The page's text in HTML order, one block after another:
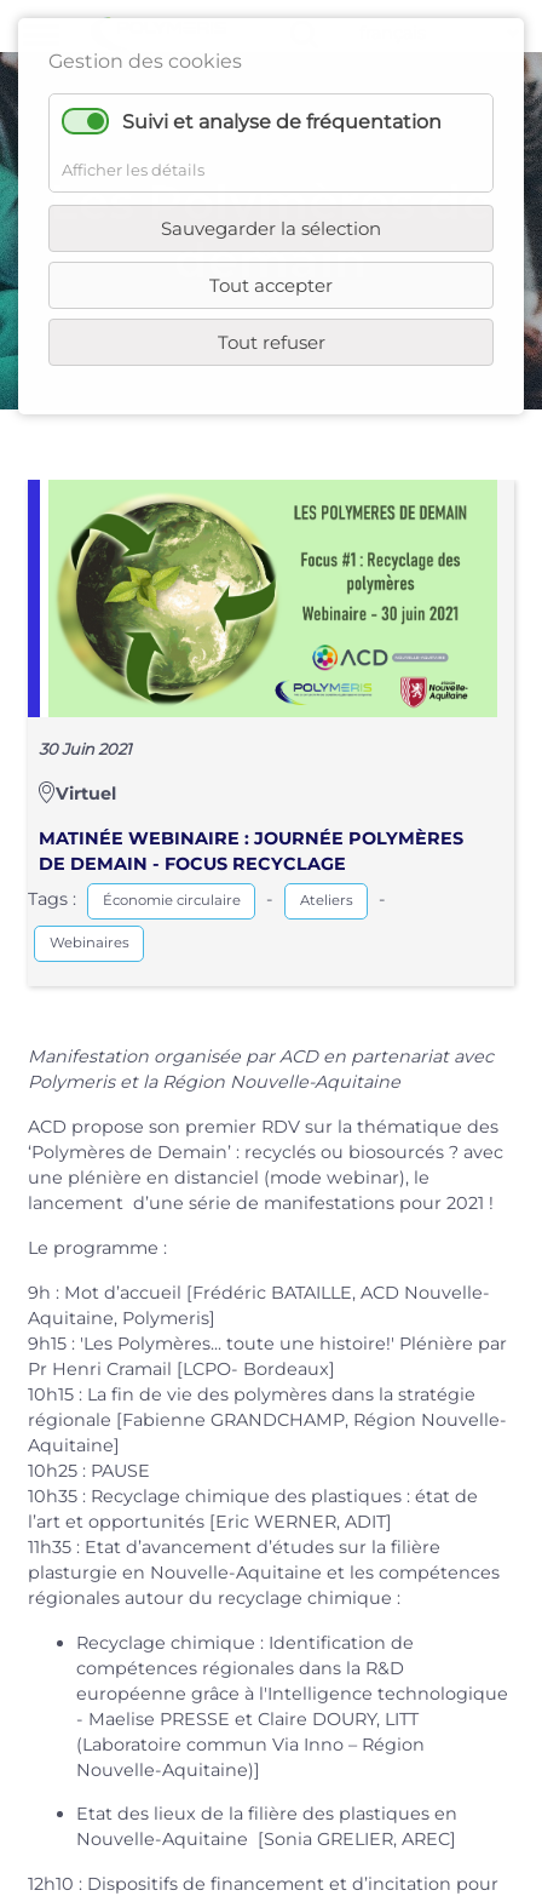
Gestion des cookies
Suivi et analyse de fréquentation
Afficher les détails
Sauvegarder la sélection
Tout accepter
Tout refuser
Les Polymères de
demain
30 Juin 2021
Virtuel
MATINÉE WEBINAIRE : JOURNÉE POLYMÈRES
DE DEMAIN - FOCUS RECYCLAGE
Tags :
Économie circulaire - Ateliers -
Webinaires
Manifestation organisée par ACD en partenariat avec
Polymeris et la Région Nouvelle-Aquitaine
ACD propose son premier RDV sur la thématique des
‘Polymères de Demain’ : recyclés ou biosourcés ? avec
une plénière en distanciel (mode webinar), le
lancement d’une série de manifestations pour 2021 !
Le programme :
9h : Mot d’accueil [Frédéric BATAILLE, ACD Nouvelle-
Aquitaine, Polymeris]
9h15 : 'Les Polymères... toute une histoire!' Plénière par
Pr Henri Cramail [LCPO- Bordeaux]
10h15 : La fin de vie des polymères dans la stratégie
régionale [Fabienne GRANDCHAMP, Région Nouvelle-
Aquitaine]
10h25 : PAUSE
10h35 : Recyclage chimique des plastiques : état de
l’art et opportunités [Eric WERNER, ADIT]
11h35 : Etat d’avancement d’études sur la filière
plasturgie en Nouvelle-Aquitaine et les compétences
régionales autour du recyclage chimique :
Recyclage chimique : Identification de
compétences régionales dans la R&D
européenne grâce à l'Intelligence technologique
- Maelise PRESSE et Claire DOURY, LITT
(Laboratoire commun Via Inno – Région
Nouvelle-Aquitaine)]
Etat des lieux de la filière des plastiques en
Nouvelle-Aquitaine [Sonia GRELIER, AREC]
12h10 : Dispositifs de financement et d’incitation pour